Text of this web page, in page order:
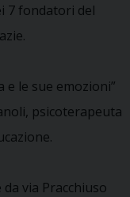
7 fondatori del
e le sue emozioni”
psicoterapeuta
via Pracchiuso